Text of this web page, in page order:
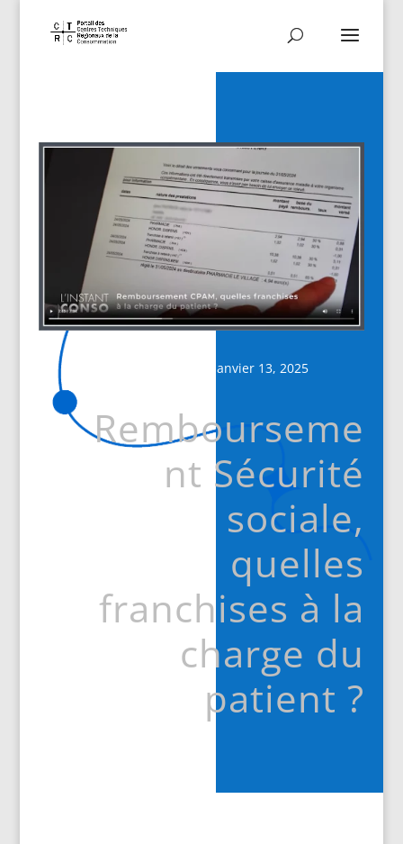
Date de publication : janvier 13, 2025
Rembourseme
nt Sécurité
sociale,
quelles
franchises à la
charge du
patient ?